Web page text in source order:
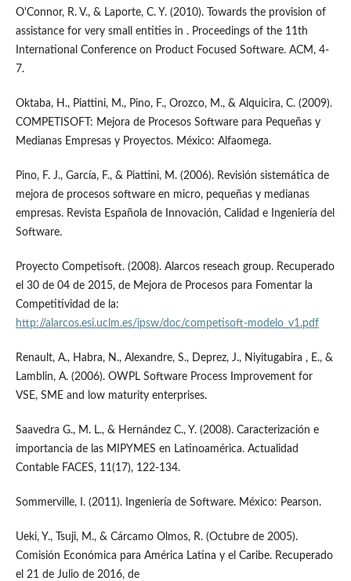
O'Connor, R. V., & Laporte, C. Y. (2010). Towards the provision of
assistance for very small entities in . Proceedings of the 11th
International Conference on Product Focused Software. ACM, 4-
7.
Oktaba, H., Piattini, M., Pino, F., Orozco, M., & Alquicira, C. (2009).
COMPETISOFT: Mejora de Procesos Software para Pequeñas y
Medianas Empresas y Proyectos. México: Alfaomega.
Pino, F. J., García, F., & Piattini, M. (2006). Revisión sistemática de
mejora de procesos software en micro, pequeñas y medianas
empresas. Revista Española de Innovación, Calidad e Ingeniería del
Software.
Proyecto Competisoft. (2008). Alarcos reseach group. Recuperado
el 30 de 04 de 2015, de Mejora de Procesos para Fomentar la
Competitividad de la:
http://alarcos.esi.uclm.es/ipsw/doc/competisoft-modelo_v1.pdf
Renault, A., Habra, N., Alexandre, S., Deprez, J., Niyitugabira , E., &
Lamblin, A. (2006). OWPL Software Process Improvement for
VSE, SME and low maturity enterprises.
Saavedra G., M. L., & Hernández C., Y. (2008). Caracterización e
importancia de las MIPYMES en Latinoamérica. Actualidad
Contable FACES, 11(17), 122-134.
Sommerville, I. (2011). Ingeniería de Software. México: Pearson.
Ueki, Y., Tsuji, M., & Cárcamo Olmos, R. (Octubre de 2005).
Comisión Económica para América Latina y el Caribe. Recuperado
el 21 de Julio de 2016, de